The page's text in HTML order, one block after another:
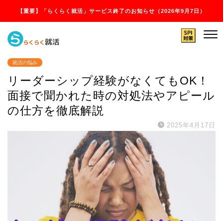
【重要】「らくらく就活」サービス終了のお知らせ（2026年9月7日）
就活の悩み
リーダーシップ経験がなくてもOK！
面接で聞かれた時の対処法やアピール
の仕方を徹底解説
2025年4月17日